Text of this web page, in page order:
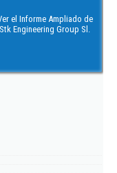
el Informe Ampliado de
Stk Engineering Group Sl.